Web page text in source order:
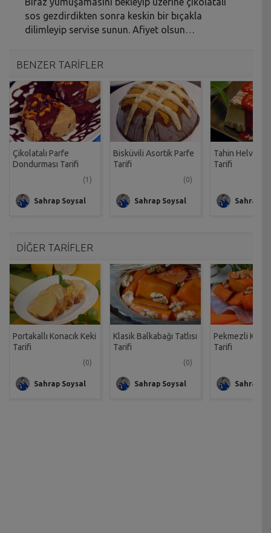
sos gezdirdikten sonra keskin bir bıçakla
dilimleyip servise sunun. Afiyet olsun…
BENZER TARİFLER
Çikolatalı Parfe
Dondurması Tarifi
(1)
Sahrap Soysal
Bisküvili Asortik Parfe
Tarifi
(0)
Sahrap Soysal
Tahin Helvalı
Tarifi
Sahrap
DİĞER TARİFLER
Portakallı Konacık Keki
Tarifi
(0)
Sahrap Soysal
Klasik Balkabağı Tatlısı
Tarifi
(0)
Sahrap Soysal
Pekmezli Kabak
Tarifi
Sahrap